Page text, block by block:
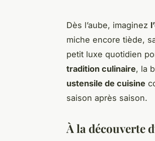
Dès l’aube, imaginez
miche encore tiède,
petit luxe quotidien
tradition culinaire, la
ustensile de cuisine
saison après saison.
À la découverte